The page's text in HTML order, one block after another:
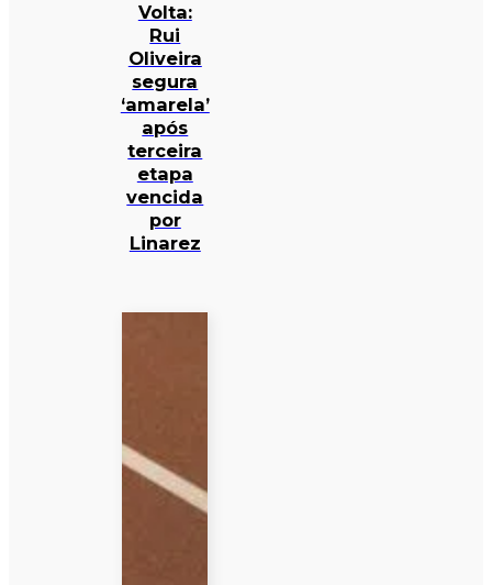
Volta:
Rui
Oliveira
segura
‘amarela’
após
terceira
etapa
vencida
por
Linarez